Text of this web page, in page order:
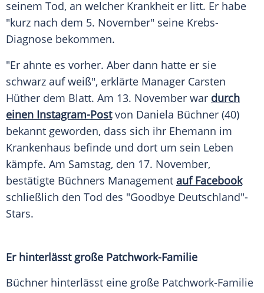
seinem Tod, an welcher Krankheit er litt. Er habe
"kurz nach dem 5. November" seine Krebs-
Diagnose bekommen.
"Er ahnte es vorher. Aber dann hatte er sie
schwarz auf weiß", erklärte Manager Carsten
Hüther dem Blatt. Am 13. November war durch
einen Instagram-Postvon Daniela Büchner (40)
bekannt geworden, dass sich ihr Ehemann im
Krankenhaus befinde und dort um sein Leben
kämpfe. Am Samstag, den 17. November,
bestätigte Büchners Management auf Facebook
schließlich den Tod des "Goodbye Deutschland"-
Stars.
Er hinterlässt große Patchwork-Familie
Büchner hinterlässt eine große Patchwork-Familie